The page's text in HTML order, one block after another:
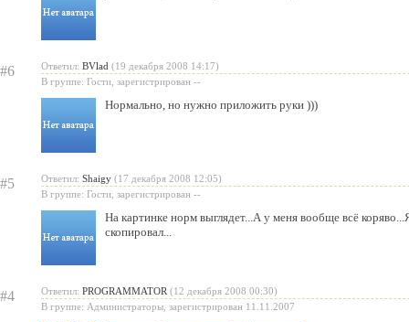
#6 Ответил: BVlad (19 декабря 2008 14:17)
В группе: Гости, зарегистрирован --
Нормально, но нужно приложить руки )))
#5 Ответил: Shaigy (17 декабря 2008 12:05)
В группе: Гости, зарегистрирован --
На картинке норм выглядет...А у меня вообще всё
скопировал...
#4 Ответил: PROGRAMMATOR (12 декабря 2008 00:30)
В группе: Администраторы, зарегистрирован 11.11.2007